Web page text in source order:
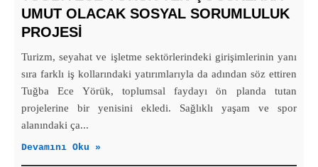
UMUT OLACAK SOSYAL SORUMLULUK
PROJESİ
Turizm, seyahat ve işletme sektörlerindeki girişimlerinin yanı
sıra farklı iş kollarındaki yatırımlarıyla da adından söz ettiren
Tuğba Ece Yörük, toplumsal faydayı ön planda tutan
projelerine bir yenisini ekledi. Sağlıklı yaşam ve spor
alanındaki ça...
Devamını Oku »